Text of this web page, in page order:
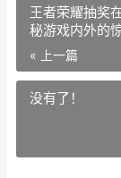
王者荣耀抽奖
秘游戏内外的
« 上一篇
没有了！